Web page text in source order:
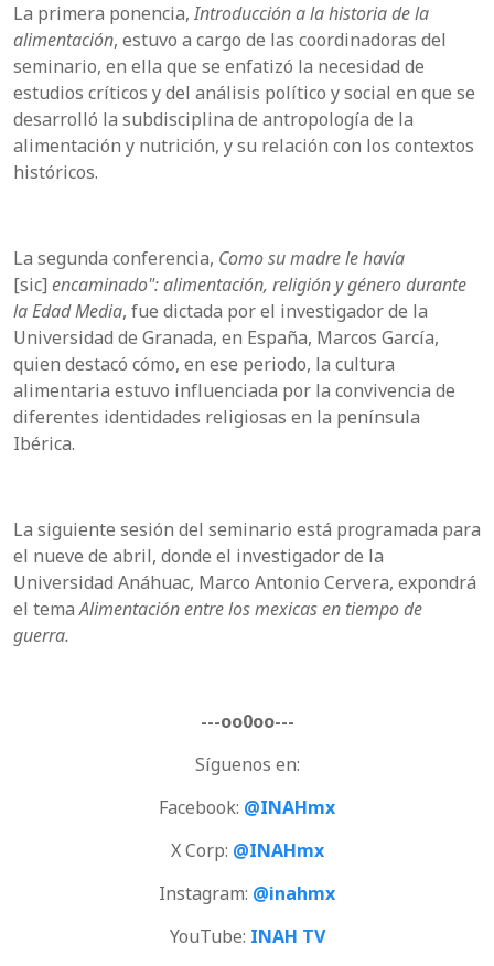
La primera ponencia,Introducción a la historia de la
alimentación, estuvo a cargo de las coordinadoras del
seminario, en ella que se enfatizó la necesidad de
estudios críticos y del análisis político y social en que se
desarrolló la subdisciplina de antropología de la
alimentación y nutrición, y su relación con los contextos
históricos.
La segunda conferencia, Como su madre lehavía
[sic] encaminado": alimentación, religión y género durante
la Edad Media, fue dictada por el investigador de la
Universidad de Granada, en España, Marcos García,
quien destacó cómo, en ese periodo, la cultura
alimentaria estuvo influenciada por la convivencia de
diferentes identidades religiosas en la península
Ibérica.
La siguiente sesión del seminario está programada para
el nueve de abril, donde el investigador de la
Universidad Anáhuac, Marco Antonio Cervera, expondrá
el temaAlimentación entre los mexicas en tiempo de
guerra.
---oo0oo---
Síguenos en:
Facebook: @INAHmx
X Corp: @INAHmx
Instagram: @inahmx
YouTube: INAH TV